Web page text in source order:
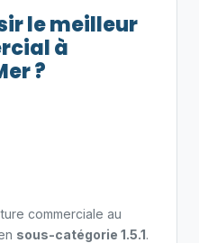
le meilleur
à
?
commerciale au
sous-catégorie 1.5.1.